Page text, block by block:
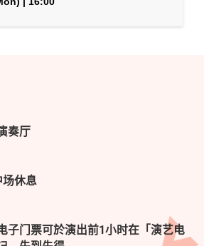
奏厅
休息
子门票可於演出前1小时在「演艺电